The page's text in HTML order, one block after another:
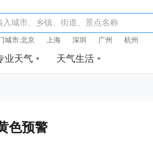
入城市、乡镇、街道、景点名称
城市:北京 上海 深圳 广州 杭州
业天气 天气生活
色预警